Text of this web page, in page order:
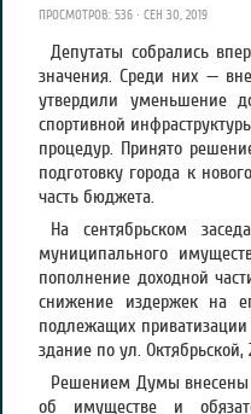
ПРОСМОТРОВ: 536 · СЕН 30, 2019
Депутаты собрались
значения. Среди них —
утвердили уменьшение
спортивной
процедур. Принято
подготовку города к
часть бюджета.
На сентябрьском
муниципального
пополнение доходной
снижение издержек на
подлежащих
здание по ул.
Решением Думы внесены
об имуществе и